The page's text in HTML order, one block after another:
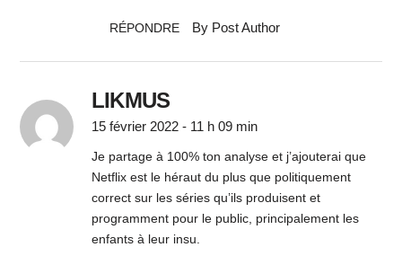
RÉPONDRE By Post Author
LIKMUS
15 février 2022 - 11 h 09 min
Je partage à 100% ton analyse et j’ajouterai que
Netflix est le héraut du plus que politiquement
correct sur les séries qu’ils produisent et
programment pour le public, principalement les
enfants à leur insu.